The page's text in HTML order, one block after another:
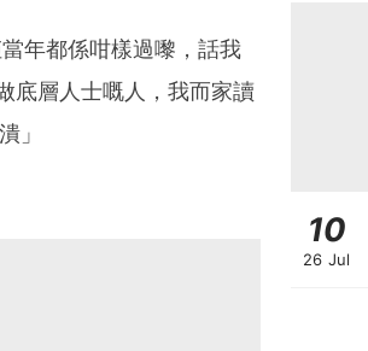
年都係咁樣過嚟，話我
底層人士嘅人，我而家讀
」
10
26 Jul